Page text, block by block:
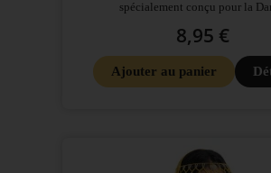
spécialement conçu pour la
8,95 €
Ajouter au panier